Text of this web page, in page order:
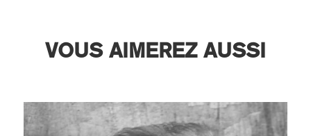
VOUS AIMEREZ AUSSI